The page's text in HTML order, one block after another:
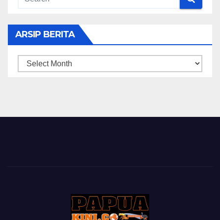
ARSIP BERITA
ARSIP